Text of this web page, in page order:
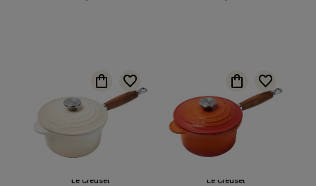
Le Creuset
Le Creuset